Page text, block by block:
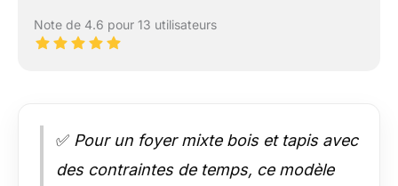
Note de 4.6 pour 13 utilisateurs
✅ Pour un foyer mixte bois et tapis avec
des contraintes de temps, ce modèle